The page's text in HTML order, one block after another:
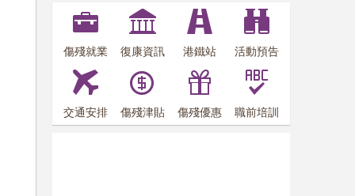
傷殘就業 復康資訊 港鐵站 活動預告
交通安排 傷殘津貼 傷殘優惠 職前培訓